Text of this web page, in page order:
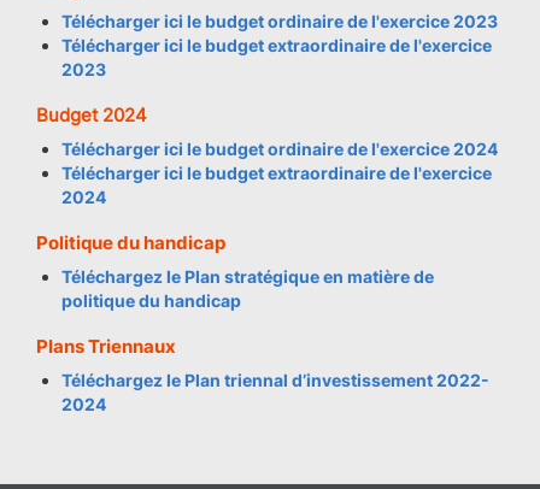
Télécharger ici le budget ordinaire de l'exercice 2023
Télécharger ici le budget extraordinaire de l'exercice
2023
Budget 2024
Télécharger ici le budget ordinaire de l'exercice 2024
Télécharger ici le budget extraordinaire de l'exercice
2024
Politique du handicap
Téléchargez le Plan stratégique en matière de
politique du handicap
Plans Triennaux
Téléchargez le Plan triennal d’investissement 2022-
2024